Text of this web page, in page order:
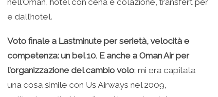
nell’Oman, hotel con cena e colazione, transfert per
e dall’hotel.
Voto finale a Lastminute per serietà, velocità e
competenza: un bel 10. E anche a Oman Air per
l’organizzazione del cambio volo: mi era capitata
una cosa simile con Us Airways nel 2009,